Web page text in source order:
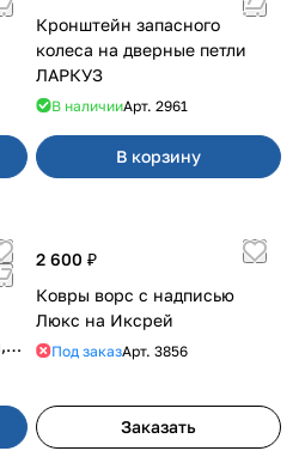
Кронштейн запасного
колеса на дверные петли
ЛАРКУЗ
В наличииАрт. 2961
В корзину
2 600 ₽
Ковры ворс с надписью
Люкс на Иксрей
Под заказАрт. 3856
Заказать